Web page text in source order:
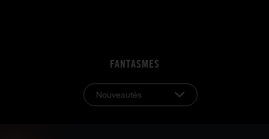
FANTASMES
Nouveautés